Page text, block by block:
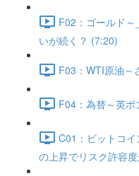
F02：ゴールド
いが続く？ (7:20)
F03：WTI原油～
F04：為替～英
C01：ビットコ
の上昇でリスク許容